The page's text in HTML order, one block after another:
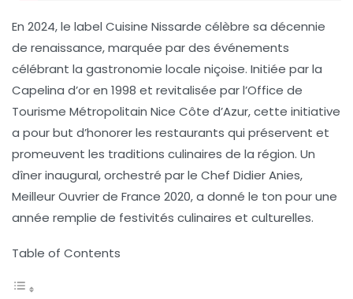
En 2024, le label Cuisine Nissarde célèbre sa décennie
de renaissance, marquée par des événements
célébrant la gastronomie locale niçoise. Initiée par la
Capelina d’or en 1998 et revitalisée par l’Office de
Tourisme Métropolitain Nice Côte d’Azur, cette initiative
a pour but d’honorer les restaurants qui préservent et
promeuvent les traditions culinaires de la région. Un
dîner inaugural, orchestré par le Chef Didier Anies,
Meilleur Ouvrier de France 2020, a donné le ton pour une
année remplie de festivités culinaires et culturelles.
Table of Contents